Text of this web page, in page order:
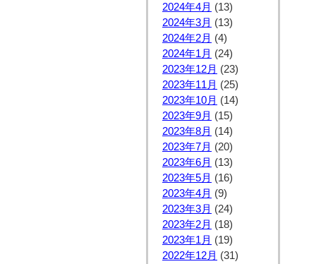
2024年4月 (13)
2024年3月 (13)
2024年2月 (4)
2024年1月 (24)
2023年12月 (23)
2023年11月 (25)
2023年10月 (14)
2023年9月 (15)
2023年8月 (14)
2023年7月 (20)
2023年6月 (13)
2023年5月 (16)
2023年4月 (9)
2023年3月 (24)
2023年2月 (18)
2023年1月 (19)
2022年12月 (31)